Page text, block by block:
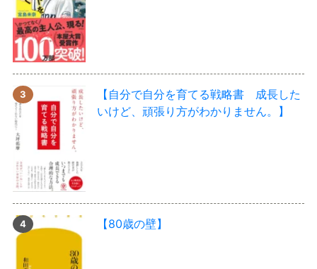
【自分で自分を育てる戦略書 成長した
いけど、頑張り方がわかりません。】
【80歳の壁】